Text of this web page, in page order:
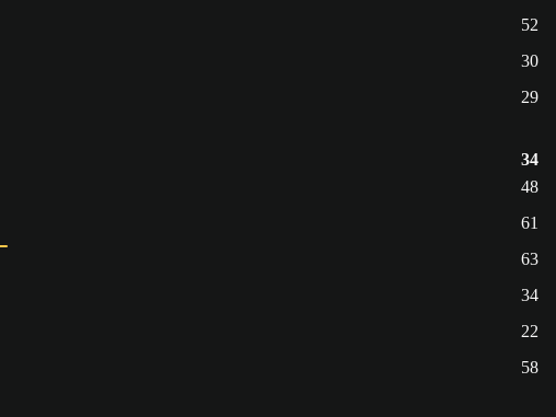
52
30
29
34
48
61
63
34
22
58